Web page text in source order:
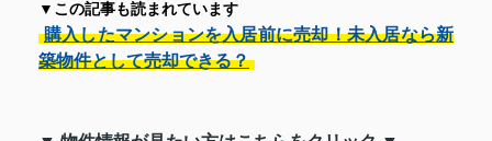
▼この記事も読まれています
購入したマンションを入居前に売却！未入居なら新
築物件として売却できる？